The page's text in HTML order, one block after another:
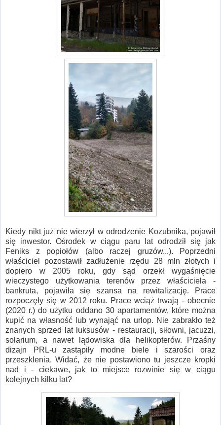
Kiedy nikt już nie wierzył w odrodzenie Kozubnika, pojawił
się inwestor. Ośrodek w ciągu paru lat odrodził się jak
Feniks z popiołów (albo raczej gruzów...). Poprzedni
właściciel pozostawił zadłużenie rzędu 28 mln złotych i
dopiero w 2005 roku, gdy sąd orzekł wygaśnięcie
wieczystego użytkowania terenów przez właściciela -
bankruta, pojawiła się szansa na rewitalizację. Prace
rozpoczęły się w 2012 roku. Prace wciąż trwają - obecnie
(2020 r.) do użytku oddano 30 apartamentów, które można
kupić na własność lub wynająć na urlop. Nie zabrakło też
znanych sprzed lat luksusów - restauracji, siłowni, jacuzzi,
solarium, a nawet lądowiska dla helikopterów. Przaśny
dizajn PRL-u zastąpiły modne biele i szarości oraz
przeszklenia. Widać, że nie postawiono tu jeszcze kropki
nad i - ciekawe, jak to miejsce rozwinie się w ciągu
kolejnych kilku lat?